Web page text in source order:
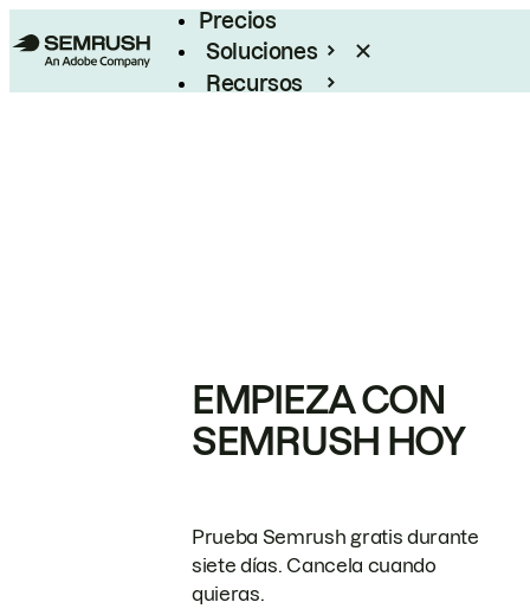
Precios
Soluciones
Recursos
EMPIEZA CON
SEMRUSH HOY
Prueba Semrush gratis durante
siete días. Cancela cuando
quieras.